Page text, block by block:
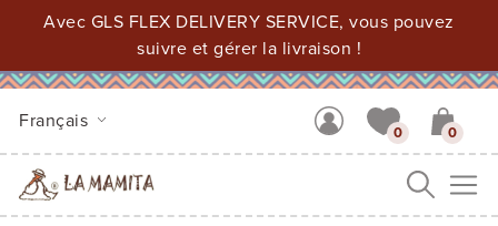
Avec GLS FLEX DELIVERY SERVICE, vous pouvez
suivre et gérer la livraison !
Français
0 0